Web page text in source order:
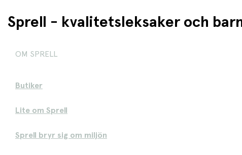
Sprell - kvalitetsleksaker och
OM SPRELL
Butiker
Lite om Sprell
Sprell bryr sig om miljön